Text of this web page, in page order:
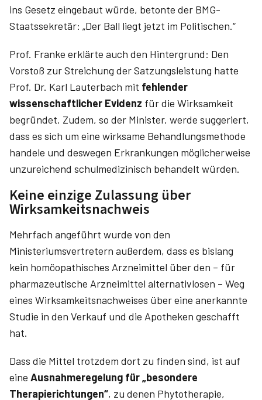
ins Gesetz eingebaut würde, betonte der BMG-
Staatssekretär: „Der Ball liegt jetzt im Politischen.“
Prof. Franke erklärte auch den Hintergrund: Den
Vorstoß zur Streichung der Satzungsleistung hatte
Prof. Dr. Karl Lauterbach mit fehlender
wissenschaftlicher Evidenz für die Wirksamkeit
begründet. Zudem, so der Minister, werde suggeriert,
dass es sich um eine wirksame Behandlungsmethode
handele und deswegen Erkrankungen möglicherweise
unzureichend schulmedizinisch behandelt würden.
Keine einzige Zulassung über
Wirksamkeitsnachweis
Mehrfach angeführt wurde von den
Ministeriumsvertretern außerdem, dass es bislang
kein homöopathisches Arzneimittel über den – für
pharmazeutische Arzneimittel alternativlosen – Weg
eines Wirksamkeitsnachweises über eine anerkannte
Studie in den Verkauf und die Apotheken geschafft
hat.
Dass die Mittel trotzdem dort zu finden sind, ist auf
eine Ausnahmeregelung für „besondere
Therapierichtungen“, zu denen Phytotherapie,